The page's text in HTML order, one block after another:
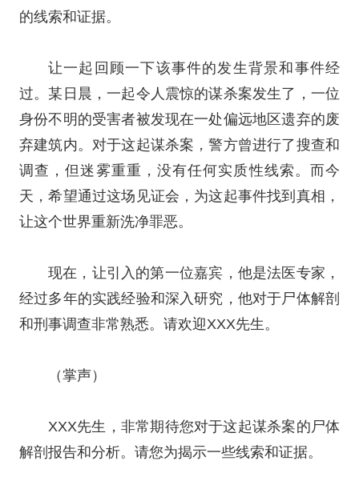
的线索和证据。
让一起回顾一下该事件的发生背景和事件经
过。某日晨，一起令人震惊的谋杀案发生了，一位
身份不明的受害者被发现在一处偏远地区遗弃的废
弃建筑内。对于这起谋杀案，警方曾进行了搜查和
调查，但迷雾重重，没有任何实质性线索。而今
天，希望通过这场见证会，为这起事件找到真相，
让这个世界重新洗净罪恶。
现在，让引入的第一位嘉宾，他是法医专家，
经过多年的实践经验和深入研究，他对于尸体解剖
和刑事调查非常熟悉。请欢迎XXX先生。
（掌声）
XXX先生，非常期待您对于这起谋杀案的尸体
解剖报告和分析。请您为揭示一些线索和证据。